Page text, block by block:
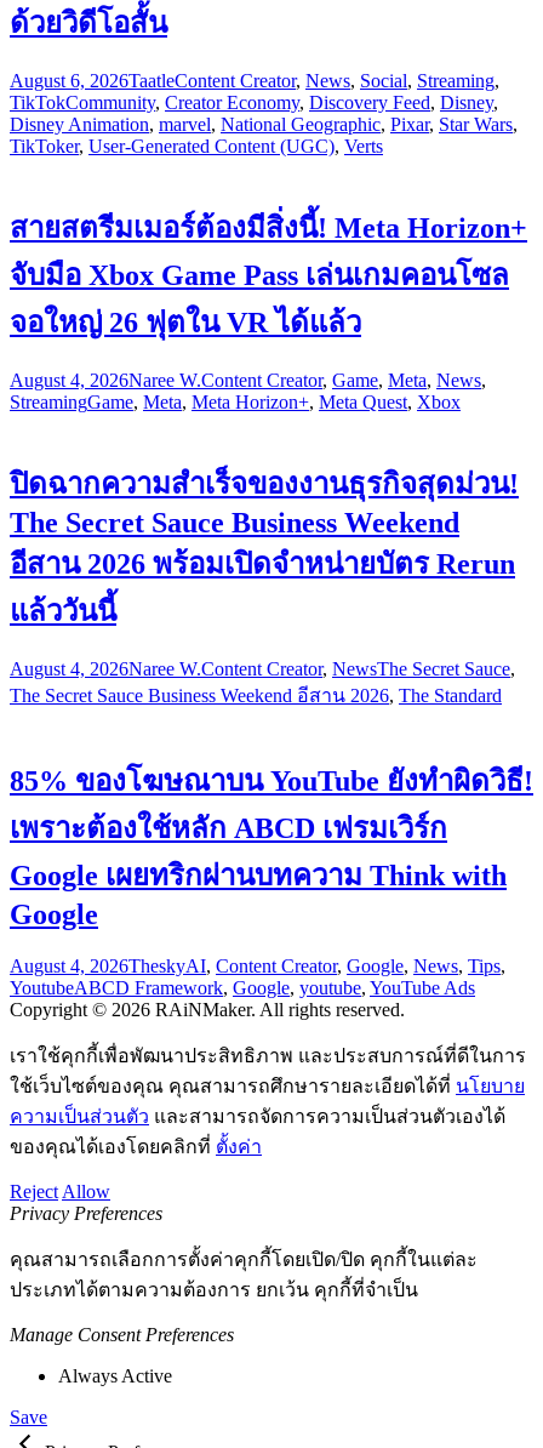
ด้วยวิดีโอสั้น
August 6, 2026TaatleContent Creator, News, Social, Streaming,
TikTokCommunity, Creator Economy, Discovery Feed, Disney,
Disney Animation, marvel, National Geographic, Pixar, Star Wars,
TikToker, User-Generated Content (UGC), Verts
สายสตรีมเมอร์ต้องมีสิ่งนี้! Meta Horizon+
จับมือ Xbox Game Pass เล่นเกมคอนโซล
จอใหญ่ 26 ฟุตใน VR ได้แล้ว
August 4, 2026Naree W.Content Creator, Game, Meta, News,
StreamingGame, Meta, Meta Horizon+, Meta Quest, Xbox
ปิดฉากความสำเร็จของงานธุรกิจสุดม่วน!
The Secret Sauce Business Weekend
อีสาน 2026 พร้อมเปิดจำหน่ายบัตร Rerun
แล้ววันนี้
August 4, 2026Naree W.Content Creator, NewsThe Secret Sauce,
The Secret Sauce Business Weekend อีสาน 2026, The Standard
85% ของโฆษณาบน YouTube ยังทำผิดวิธี!
เพราะต้องใช้หลัก ABCD เฟรมเวิร์ก
Google เผยทริกผ่านบทความ Think with
Google
August 4, 2026TheskyAI, Content Creator, Google, News, Tips,
YoutubeABCD Framework, Google, youtube, YouTube Ads
Copyright © 2026 RAiNMaker. All rights reserved.
เราใช้คุกกี้เพื่อพัฒนาประสิทธิภาพ และประสบการณ์ที่ดีในการ
ใช้เว็บไซต์ของคุณ คุณสามารถศึกษารายละเอียดได้ที่ นโยบาย
ความเป็นส่วนตัว และสามารถจัดการความเป็นส่วนตัวเองได้
ของคุณได้เองโดยคลิกที่ ตั้งค่า
Reject Allow
Privacy Preferences
คุณสามารถเลือกการตั้งค่าคุกกี้โดยเปิด/ปิด คุกกี้ในแต่ละ
ประเภทได้ตามความต้องการ ยกเว้น คุกกี้ที่จำเป็น
Manage Consent Preferences
Always Active
Save